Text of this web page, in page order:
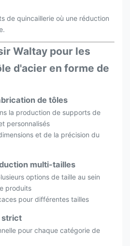
de quincaillerie où une réduction
Waltay pour les
d'acier en forme de
de tôles
la production de supports de
personnalisés
et de la précision du
multi-tailles
options de taille au sein
produits
pour différentes tailles
strict
pour chaque catégorie de